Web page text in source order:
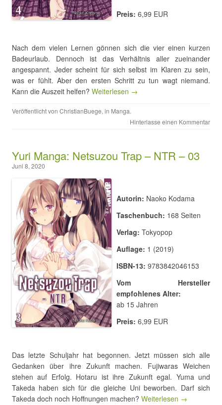
Preis: 6,99 EUR
Nach dem vielen Lernen gönnen sich die vier einen kurzen
Badeurlaub. Dennoch ist das Verhältnis aller zueinander
angespannt. Jeder scheint für sich selbst im Klaren zu sein,
was er fühlt. Aber den ersten Schritt zu tun wagt niemand.
Kann die Auszeit helfen? Weiterlesen →
Veröffentlicht von ChristianBuege, in Manga.
Hinterlasse einen Kommentar
Yuri Manga: Netsuzou Trap – NTR – 03
Juni 8, 2020
Autorin: Naoko Kodama
Taschenbuch: 168 Seiten
Verlag: Tokyopop
Auflage: 1 (2019)
ISBN-13: 9783842046153
Vom Hersteller
empfohlenes Alter:
ab 15 Jahren
Preis: 6,99 EUR
Das letzte Schuljahr hat begonnen. Jetzt müssen sich alle
Gedanken über ihre Zukunft machen. Fujiwaras Weichen
stehen auf Erfolg. Hotaru ist ihre Zukunft egal. Yuma und
Takeda haben sich für die gleiche Uni beworben. Darf sich
Takeda doch noch Hoffnungen machen? Weiterlesen →